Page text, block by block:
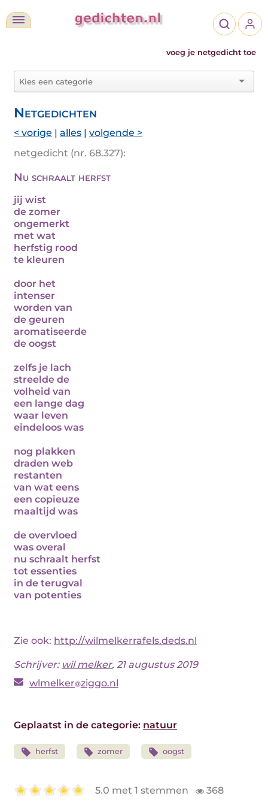
voeg je netgedicht toe
Netgedichten
< vorige | alles | volgende >
netgedicht (nr. 68.327):
Nu schraalt herfst
jij wist
de zomer
ongemerkt
met wat
herfstig rood
te kleuren
door het
intenser
worden van
de geuren
aromatiseerde
de oogst
zelfs je lach
streelde de
volheid van
een lange dag
waar leven
eindeloos was
nog plakken
draden web
restanten
van wat eens
een copieuze
maaltijd was
de overvloed
was overal
nu schraalt herfst
tot essenties
in de terugval
van potenties
Zie ook: http://wilmelkerrafels.deds.nl
Schrijver: wil melker, 21 augustus 2019
wlmelker ziggo.nl
Geplaatst in de categorie: natuur
herfst zomer oogst
5.0 met 1 stemmen 368